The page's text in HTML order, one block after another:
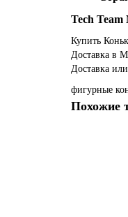
Tech
Купить
Доставка в
Доставка
фигурные
Похожие